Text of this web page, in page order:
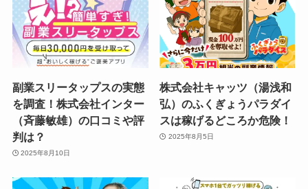
副業スリータップスの実態
を調査！株式会社インター
（斉藤敏雄）の口コミや評
判は？
2025年8月10日
株式会社キャッツ（湯浅和
弘）のふくぎょうパラダイ
スは稼げるどころか危険！
2025年8月5日